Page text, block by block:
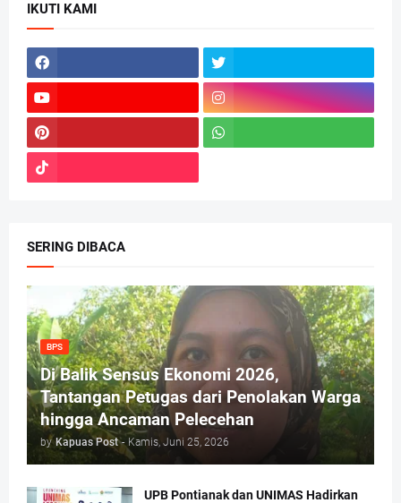
IKUTI KAMI
SERING DIBACA
BPS
Di Balik Sensus Ekonomi 2026,
Tantangan Petugas dari Penolakan Warga
hingga Ancaman Pelecehan
by Kapuas Post - Kamis, Juni 25, 2026
UPB Pontianak dan UNIMAS Hadirkan